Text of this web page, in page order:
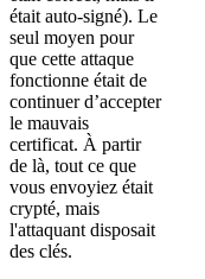
était auto-signé). Le
seul moyen pour
que cette attaque
fonctionne était de
continuer d’accepter
le mauvais
certificat. À partir
de là, tout ce que
vous envoyiez était
crypté, mais
l'attaquant disposait
des clés.